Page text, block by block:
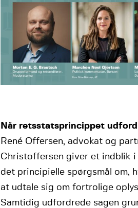
Når retsstatsprincippet
René Offersen, advokat og
Christoffersen giver et indblik i
det principielle spørgsmål om,
at udtale sig om fortrolige
Samtidig udfordrede sagen